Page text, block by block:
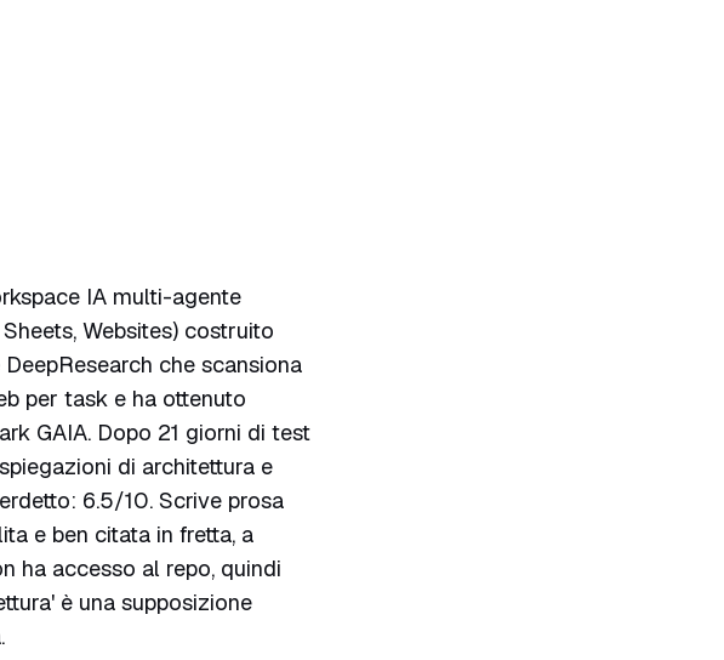
IA multi-agente
Websites) costruito
che scansiona
per task e ha ottenuto
GAIA. Dopo 21 giorni di test
di architettura e
6.5/10. Scrive prosa
e ben citata in fretta, a
ha accesso al repo, quindi
è una supposizione